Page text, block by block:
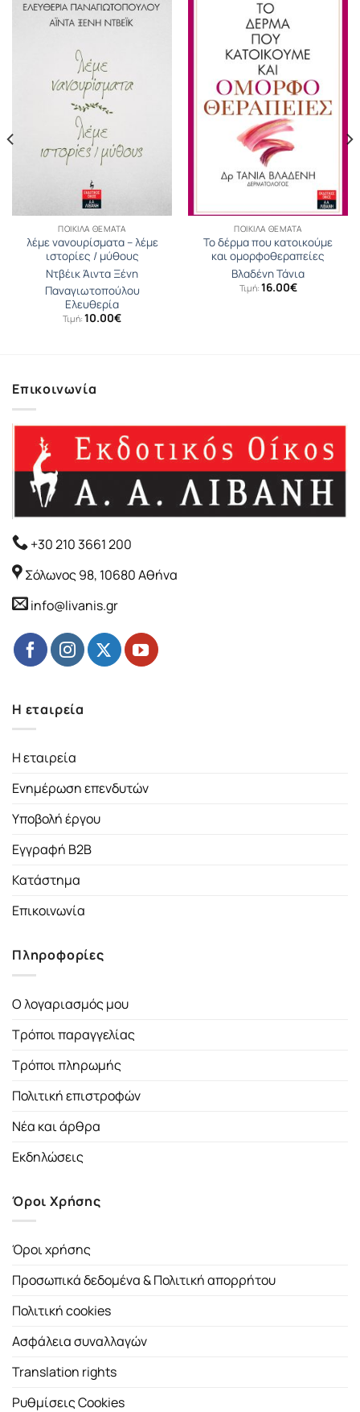
ΠΟΙΚΊΛΑ ΘΈΜΑΤΑ
λέμε νανουρίσματα – λέμε
ιστορίες / μύθους
Ντβέικ Άιντα Ξένη
Παναγιωτοπούλου
Ελευθερία
Τιμή: 10.00€
ΠΟΙΚΊΛΑ ΘΈΜΑΤΑ
Το δέρμα που κατοικούμε
και ομορφοθεραπείες
Βλαδένη Τάνια
Τιμή: 16.00€
Επικοινωνία
+30 210 3661 200
Σόλωνος 98, 10680 Αθήνα
info@livanis.gr
Η εταιρεία
Η εταιρεία
Ενημέρωση επενδυτών
Υποβολή έργου
Εγγραφή B2B
Κατάστημα
Επικοινωνία
Πληροφορίες
Ο λογαριασμός μου
Τρόποι παραγγελίας
Τρόποι πληρωμής
Πολιτική επιστροφών
Νέα και άρθρα
Εκδηλώσεις
Όροι Χρήσης
Όροι χρήσης
Προσωπικά δεδομένα & Πολιτική απορρήτου
Πολιτική cookies
Ασφάλεια συναλλαγών
Translation rights
Ρυθμίσεις Cookies